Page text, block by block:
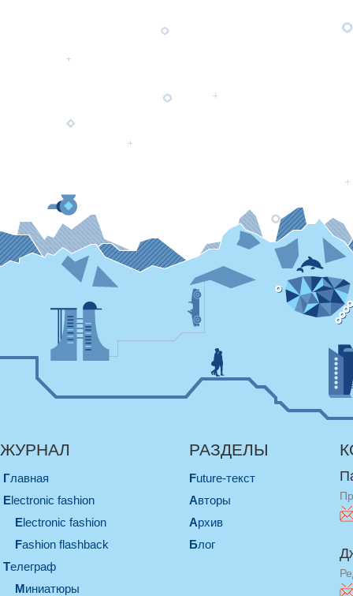
ЖУРНАЛ
Главная
electronic fashion
electronic fashion
Fashion flashback
телеграф
миниатюры
РАЗДЕЛЫ
Future-текст
Авторы
Архив
Блог